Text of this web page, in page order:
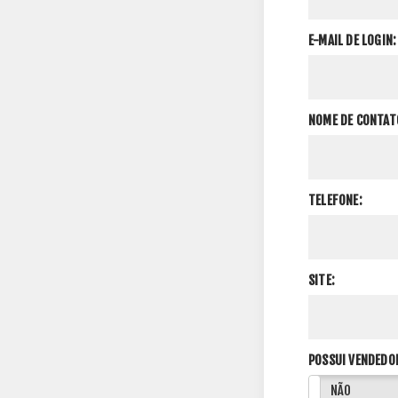
E-MAIL DE LOGIN:
NOME DE
TELEFONE:
SITE:
POSSUI
NÃO